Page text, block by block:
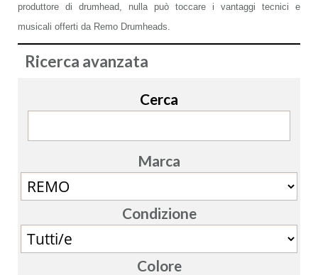
produttore di drumhead, nulla può toccare i vantaggi tecnici e
musicali offerti da Remo Drumheads.
Ricerca avanzata
Cerca
Marca
Condizione
Colore